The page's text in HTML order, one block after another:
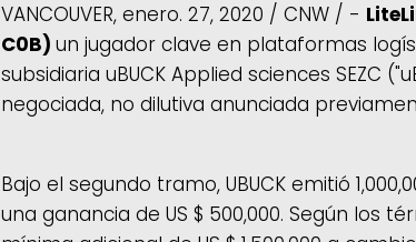
VANCOUVER, enero. 27, 2020 / CNW / -
C0B) un jugador clave en plataformas
subsidiaria uBUCK Applied sciences SEZC
negociada, no dilutiva anunciada
Bajo el segundo tramo, UBUCK emitió
una ganancia de US $ 500,000. Según los